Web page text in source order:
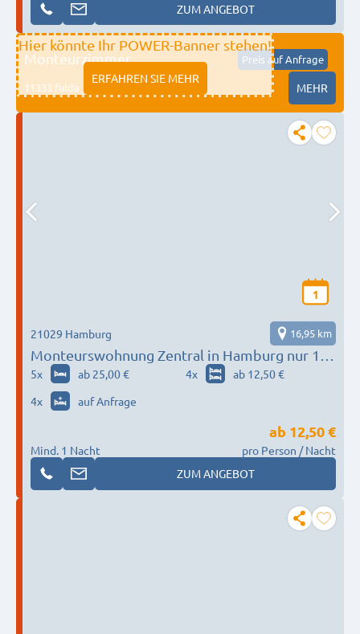
ZUM ANGEBOT
Hier könnte Ihr POWER-Banner stehen!
ERFAHREN SIE MEHR
Monteurzimmer Preis auf Anfrage
11333 fulda MEHR
1
Monteurswohnung Zentral in Hamburg nur 10
min in die Innenstadt
21029 Hamburg 16,95 km
5x ab 25,00 € 4x
ab 12,50 €
4x auf Anfrage
Mind. 1 Nacht
ab 12,50 €
pro Person / Nacht
ZUM ANGEBOT